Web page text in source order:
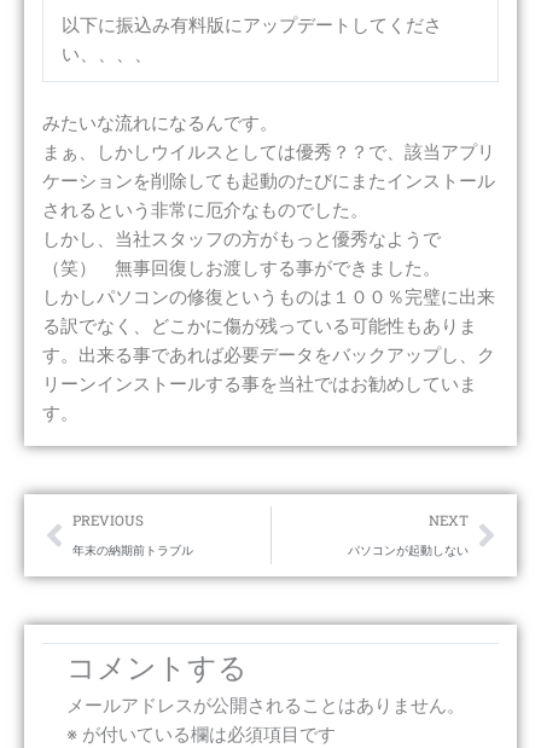
以下に振込み有料版にアップデートしてくださ
い、、、、
みたいな流れになるんです。
まぁ、しかしウイルスとしては優秀？？で、該当アプリ
ケーションを削除しても起動のたびにまたインストール
されるという非常に厄介なものでした。
しかし、当社スタッフの方がもっと優秀なようで
（笑） 無事回復しお渡しする事ができました。
しかしパソコンの修復というものは１００％完璧に出来
る訳でなく、どこかに傷が残っている可能性もありま
す。出来る事であれば必要データをバックアップし、ク
リーンインストールする事を当社ではお勧めしていま
す。
PrevPREVIOUS
年末の納期前トラブル
NEXT
パソコンが起動しない
コメントする
メールアドレスが公開されることはありません。
※ が付いている欄は必須項目です